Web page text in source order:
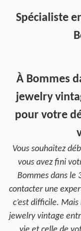
Spécialiste
À Bommes
jewelry
pour votre
Vous souhaitez
vous avez fini
Bommes dans le
contacter une
c’est difficile.
jewelry vintage